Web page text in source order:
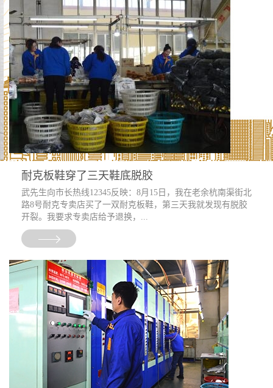
耐克板鞋穿了三天鞋底脱胶
武先生向市长热线12345反映：8月15日，我在老余杭南渠街北
路8号耐克专卖店买了一双耐克板鞋，第三天我就发现有脱胶
开裂。我要求专卖店给予退换，...